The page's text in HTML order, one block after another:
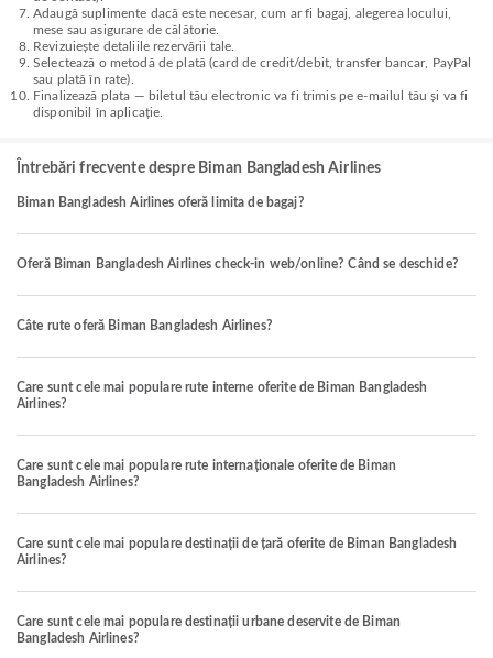
Adaugă suplimente dacă este necesar, cum ar fi bagaj, alegerea locului,
mese sau asigurare de călătorie.
Revizuiește detaliile rezervării tale.
Selectează o metodă de plată (card de credit/debit, transfer bancar, PayPal
sau plată în rate).
Finalizează plata — biletul tău electronic va fi trimis pe e-mailul tău și va fi
disponibil în aplicație.
Întrebări frecvente despre Biman Bangladesh Airlines
Biman Bangladesh Airlines oferă limita de bagaj?
Oferă Biman Bangladesh Airlines check-in web/online? Când se deschide?
Câte rute oferă Biman Bangladesh Airlines?
Care sunt cele mai populare rute interne oferite de Biman Bangladesh
Airlines?
Care sunt cele mai populare rute internaționale oferite de Biman
Bangladesh Airlines?
Care sunt cele mai populare destinații de țară oferite de Biman Bangladesh
Airlines?
Care sunt cele mai populare destinații urbane deservite de Biman
Bangladesh Airlines?